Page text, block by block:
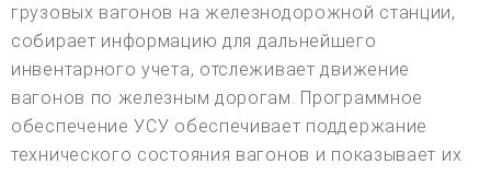
грузовых вагонов на железнодорожной станции,
собирает информацию для дальнейшего
инвентарного учета, отслеживает движение
вагонов по железным дорогам. Программное
обеспечение УСУ обеспечивает поддержание
технического состояния вагонов и показывает их